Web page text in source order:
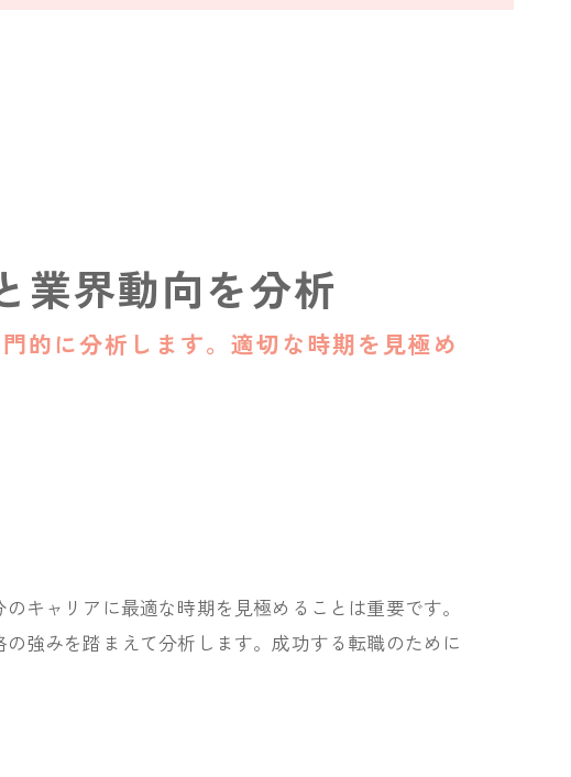
業界動向を分析
的に分析します。適切な時期を見極め
キャリアに最適な時期を見極めることは重要です。
強みを踏まえて分析します。成功する転職のために